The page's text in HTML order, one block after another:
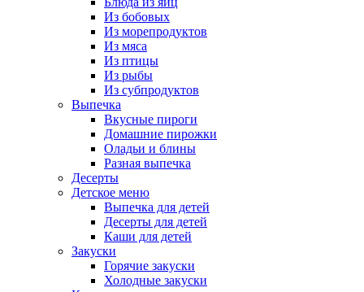
Из бобовых
Из морепродуктов
Из мяса
Из птицы
Из рыбы
Из субпродуктов
Выпечка
Вкусные пироги
Домашние пирожки
Оладьи и блины
Разная выпечка
Десерты
Детское меню
Выпечка для детей
Десерты для детей
Каши для детей
Закуски
Горячие закуски
Холодные закуски